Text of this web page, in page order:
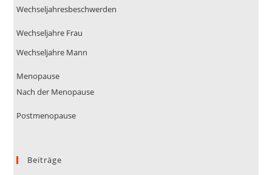
Wechseljahresbeschwerden
Wechseljahre Frau
Wechseljahre Mann
Menopause
Nach der Menopause
Postmenopause
Beiträge